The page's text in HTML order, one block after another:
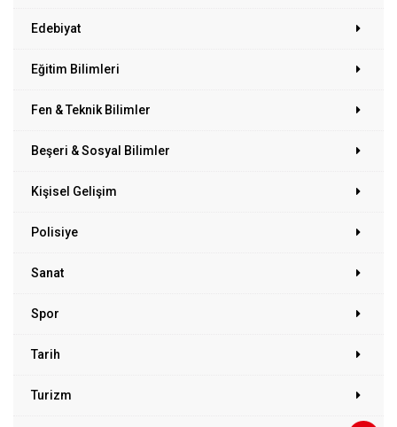
Edebiyat
Eğitim Bilimleri
Fen & Teknik Bilimler
Beşeri & Sosyal Bilimler
Kişisel Gelişim
Polisiye
Sanat
Spor
Tarih
Turizm